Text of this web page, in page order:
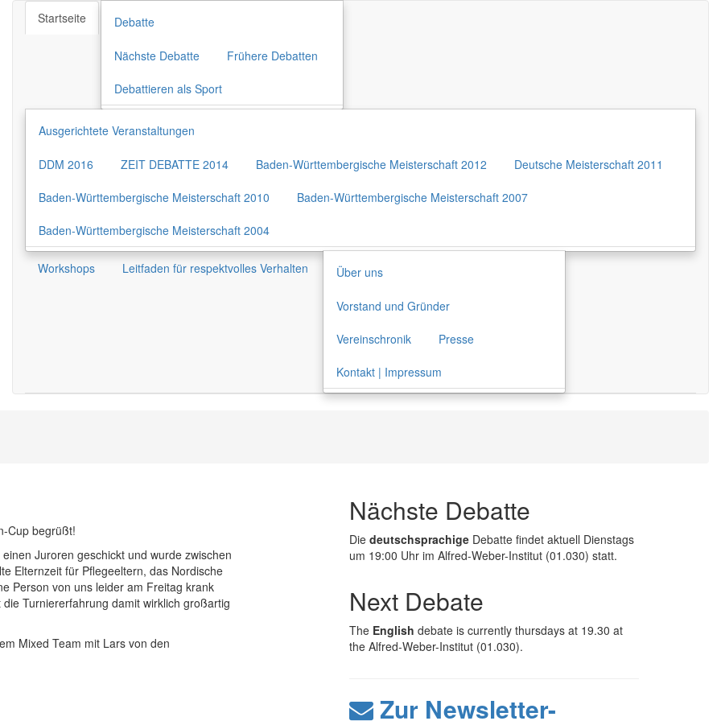
Startseite Debatte
Nächste Debatte Frühere Debatten
Debattieren als Sport
Ausgerichtete Veranstaltungen
DDM 2016 ZEIT DEBATTE 2014 Baden-Württembergische Meisterschaft 2012 Deutsche Meisterschaft 2011
Baden-Württembergische Meisterschaft 2010 Baden-Württembergische Meisterschaft 2007
Baden-Württembergische Meisterschaft 2004
Workshops Leitfaden für respektvolles Verhalten Über uns
Vorstand und Gründer
Vereinschronik Presse
Kontakt | Impressum
Cup begrüßt!
Juroren geschickt und wurde zwischen
Elternzeit für Pflegeeltern, das Nordische
Person von uns leider am Freitag krank
Turniererfahrung damit wirklich großartig
Mixed Team mit Lars von den
Nächste Debatte
Die deutschsprachige Debatte findet aktuell Dienstags
um 19:00 Uhr im Alfred-Weber-Institut (01.030) statt.
Next Debate
The English debate is currently thursdays at 19.30 at
the Alfred-Weber-Institut (01.030).
Zur Newsletter-